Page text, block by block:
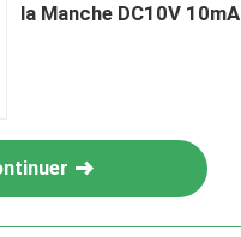
la Manche DC10V 10mA